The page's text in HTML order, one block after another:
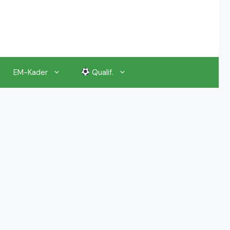
EM-Kader Qualif.